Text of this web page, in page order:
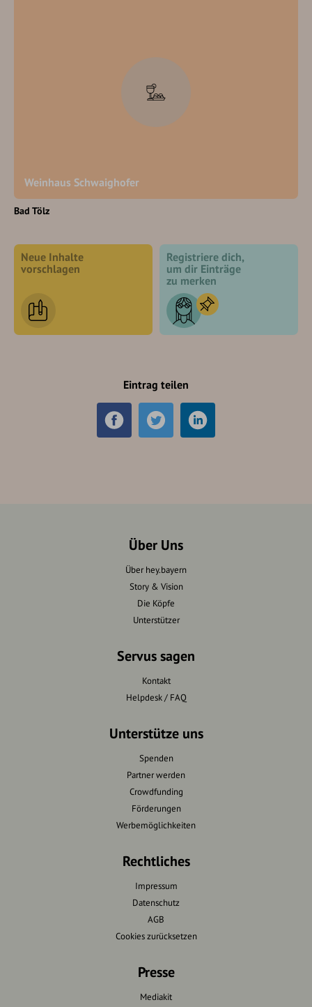
Weinhaus Schwaighofer
Bad Tölz
Neue Inhalte
vorschlagen
Registriere dich,
um dir Einträge
zu merken
Eintrag teilen
Über Uns
Über hey.bayern
Story & Vision
Die Köpfe
Unterstützer
Servus sagen
Kontakt
Helpdesk / FAQ
Unterstütze uns
Spenden
Partner werden
Crowdfunding
Förderungen
Werbemöglichkeiten
Rechtliches
Impressum
Datenschutz
AGB
Cookies zurücksetzen
Presse
Mediakit